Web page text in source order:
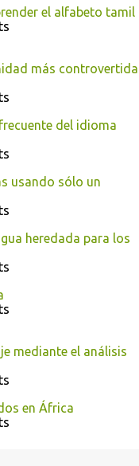
el alfabeto tamil
más controvertida
del idioma
usando sólo un
heredada para los
mediante el análisis
en África